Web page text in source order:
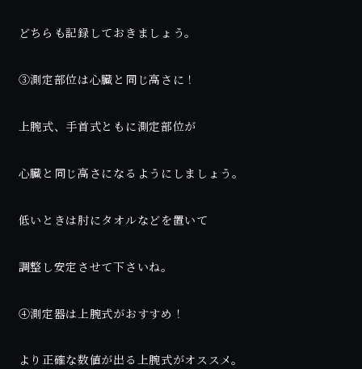
どちらも記録しておきましょう。
③測定部位は心臓と同じ高さに！
上腕式、手首式ともに測定部位が
心臓と同じ高さになるようにしましょう。
低いときは肘にタオルなどを置いて
調整し安定させて下さいね。
④測定器は上腕式がおすすめ！
より正確な数値が出る上腕式がオススメ。